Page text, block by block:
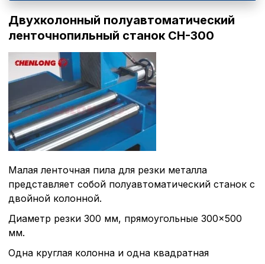
Двухколонный полуавтоматический
ленточнопильный станок CH-300
Малая ленточная пила для резки металла
представляет собой полуавтоматический станок с
двойной колонной.
Диаметр резки 300 мм, прямоугольные 300×500
мм.
Одна круглая колонна и одна квадратная